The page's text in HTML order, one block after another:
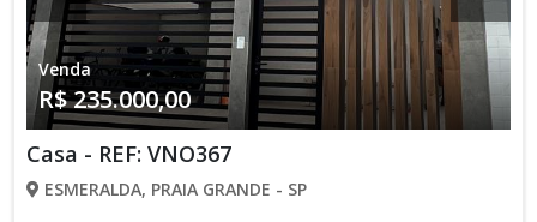
Venda
R$ 235.000,00
Casa - REF: VNO367
ESMERALDA, PRAIA GRANDE - SP